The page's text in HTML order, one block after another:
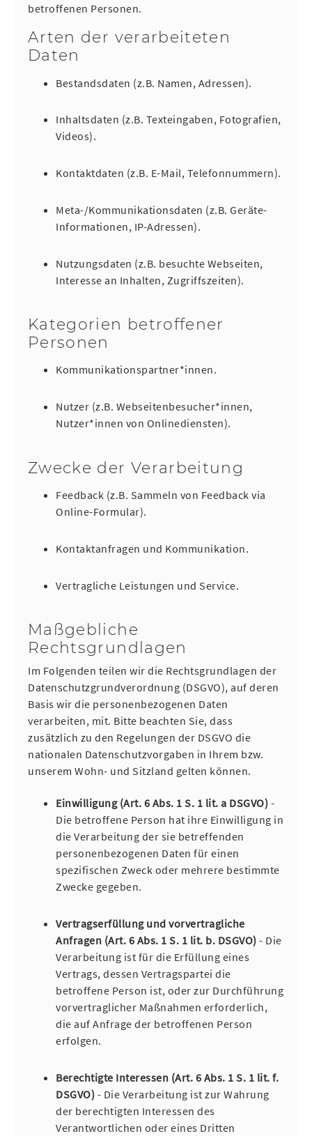
betroffenen Personen.
Arten der verarbeiteten
Daten
Bestandsdaten (z.B. Namen, Adressen).
Inhaltsdaten (z.B. Texteingaben, Fotografien,
Videos).
Kontaktdaten (z.B. E-Mail, Telefonnummern).
Meta-/Kommunikationsdaten (z.B. Geräte-
Informationen, IP-Adressen).
Nutzungsdaten (z.B. besuchte Webseiten,
Interesse an Inhalten, Zugriffszeiten).
Kategorien betroffener
Personen
Kommunikationspartner*innen.
Nutzer (z.B. Webseitenbesucher*innen,
Nutzer*innen von Onlinediensten).
Zwecke der Verarbeitung
Feedback (z.B. Sammeln von Feedback via
Online-Formular).
Kontaktanfragen und Kommunikation.
Vertragliche Leistungen und Service.
Maßgebliche
Rechtsgrundlagen
Im Folgenden teilen wir die Rechtsgrundlagen der
Datenschutzgrundverordnung (DSGVO), auf deren
Basis wir die personenbezogenen Daten
verarbeiten, mit. Bitte beachten Sie, dass
zusätzlich zu den Regelungen der DSGVO die
nationalen Datenschutzvorgaben in Ihrem bzw.
unserem Wohn- und Sitzland gelten können.
Einwilligung (Art. 6 Abs. 1 S. 1 lit. a DSGVO) -
Die betroffene Person hat ihre Einwilligung in
die Verarbeitung der sie betreffenden
personenbezogenen Daten für einen
spezifischen Zweck oder mehrere bestimmte
Zwecke gegeben.
Vertragserfüllung und vorvertragliche
Anfragen (Art. 6 Abs. 1 S. 1 lit. b. DSGVO) - Die
Verarbeitung ist für die Erfüllung eines
Vertrags, dessen Vertragspartei die
betroffene Person ist, oder zur Durchführung
vorvertraglicher Maßnahmen erforderlich,
die auf Anfrage der betroffenen Person
erfolgen.
Berechtigte Interessen (Art. 6 Abs. 1 S. 1 lit. f.
DSGVO) - Die Verarbeitung ist zur Wahrung
der berechtigten Interessen des
Verantwortlichen oder eines Dritten